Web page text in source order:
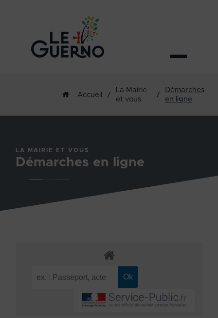
Accueil /
La Mairie
et vous
/
Démarches
en ligne
LA MAIRIE ET VOUS
Démarches en ligne